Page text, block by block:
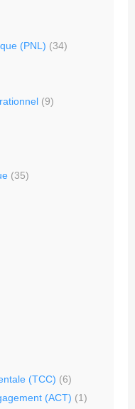
(PNL) (34)
(9)
(35)
(TCC) (6)
(ACT) (1)